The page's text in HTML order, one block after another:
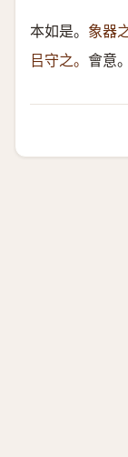
本如是。 象器
㠯守之。 會意